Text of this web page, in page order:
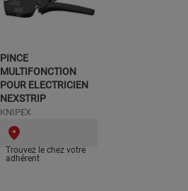
PINCE
MULTIFONCTION
POUR ELECTRICIEN
NEXSTRIP
KNIPEX
Trouvez le chez votre
adhérent